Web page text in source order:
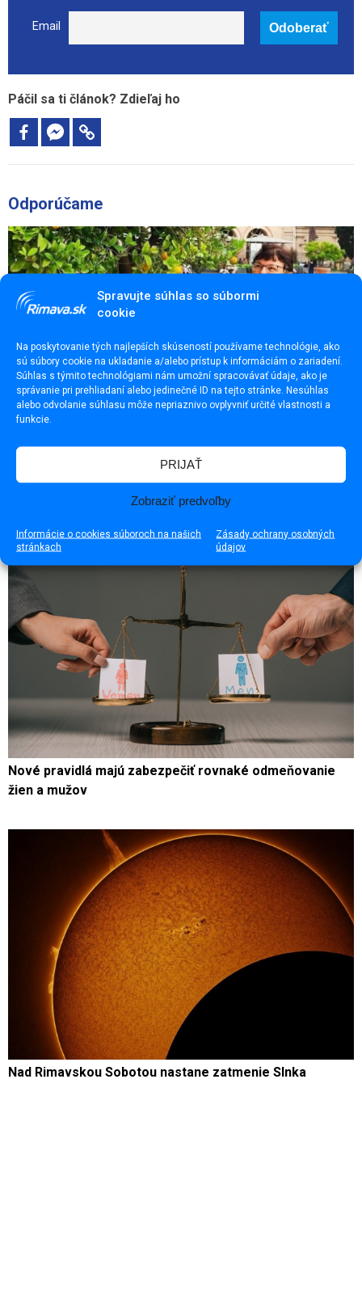
Spravujte súhlas so súbormi
cookie
Na poskytovanie tých najlepších skúseností používame technológie, ako
sú súbory cookie na ukladanie a/alebo prístup k informáciám o zariadení.
Súhlas s týmito technológiami nám umožní spracovávať údaje, ako je
správanie pri prehliadaní alebo jedinečné ID na tejto stránke. Nesúhlas
alebo odvolanie súhlasu môže nepriaznivo ovplyvniť určité vlastnosti a
funkcie.
PRIJAŤ
Zobraziť predvoľby
Informácie o cookies súboroch na našich
stránkach
Zásady ochrany osobných
údajov
Email
Páčil sa ti článok? Zdieľaj ho
Odporúčame
Opustila nás Elenka Kubaliaková. Regiónu venovala
18 rokov
Nové pravidlá majú zabezpečiť rovnaké odmeňovanie
žien a mužov
Nad Rimavskou Sobotou nastane zatmenie Slnka